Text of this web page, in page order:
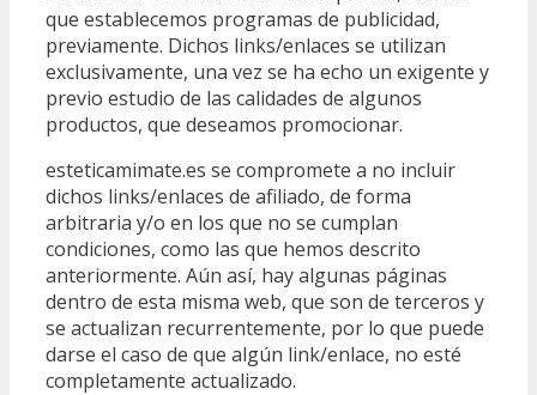
que establecemos programas de publicidad,
previamente. Dichos links/enlaces se utilizan
exclusivamente, una vez se ha echo un exigente y
previo estudio de las calidades de algunos
productos, que deseamos promocionar.
esteticamimate.es se compromete a no incluir
dichos links/enlaces de afiliado, de forma
arbitraria y/o en los que no se cumplan
condiciones, como las que hemos descrito
anteriormente. Aún así, hay algunas páginas
dentro de esta misma web, que son de terceros y
se actualizan recurrentemente, por lo que puede
darse el caso de que algún link/enlace, no esté
completamente actualizado.